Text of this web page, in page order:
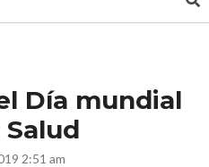
Día mundial
Salud
2:51 am